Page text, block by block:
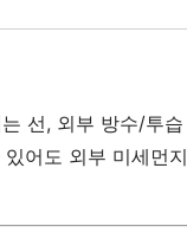
는 선, 외부 방수/투습
어도 외부 미세먼지